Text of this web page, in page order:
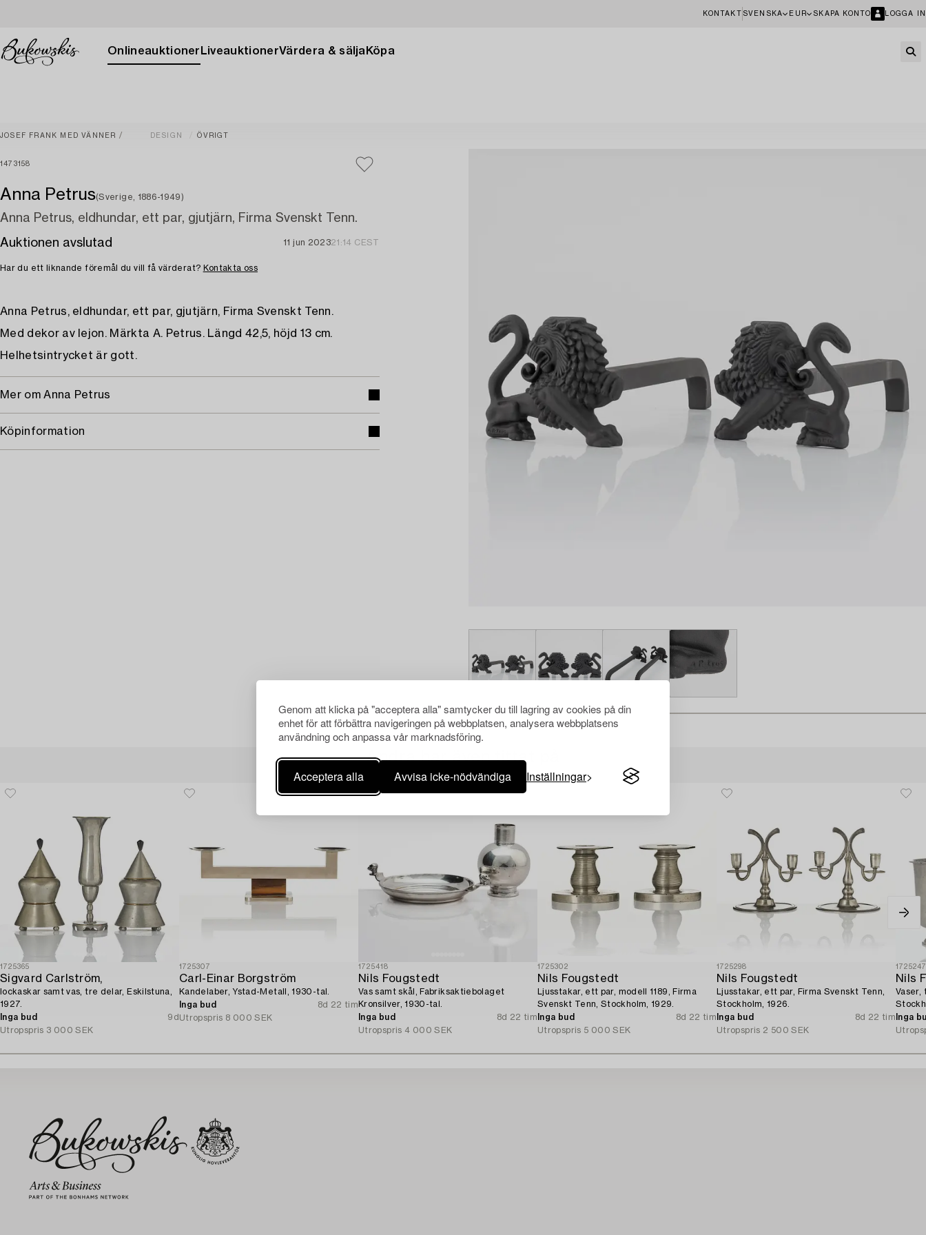
Genom att klicka på "acceptera alla" samtycker du till lagring av cookies på din
enhet för att förbättra navigeringen på webbplatsen, analysera webbplatsens
användning och anpassa vår marknadsföring.
Acceptera alla Avvisa icke-nödvändiga Inställningar
KONTAKT SVENSKA EUR SKAPA KONTO LOGGA IN
Onlineauktioner LiveauktionerVärdera & sälja Köpa
JOSEF FRANK MED VÄNNER DESIGN ÖVRIGT
1473158
Anna Petrus(Sverige, 1886-1949)
Anna Petrus, eldhundar, ett par, gjutjärn, Firma Svenskt Tenn.
Auktionen avslutad
11 jun 202321:14 CEST
Har du ett liknande föremål du vill få värderat? Kontakta oss
Anna Petrus, eldhundar, ett par, gjutjärn, Firma Svenskt Tenn.
Med dekor av lejon. Märkta A. Petrus. Längd 42,5, höjd 13 cm.
Helhetsintrycket är gott.
Mer om Anna Petrus
Köpinformation
Andra har även tittat på
1725365
Sigvard Carlström,
lockaskar samt vas, tre delar, Eskilstuna,
1927.
Inga bud
9d
Utropspris 3 000 SEK
1725307
Carl-Einar Borgström
Kandelaber, Ystad-Metall, 1930-tal.
Inga bud
8d 22 tim
Utropspris 8 000 SEK
1725418
Nils Fougstedt
Vas samt skål, Fabriksaktiebolaget
Kronsilver, 1930-tal.
Inga bud
8d 22 tim
Utropspris 4 000 SEK
1725302
Nils Fougstedt
Ljusstakar, ett par, modell 1189, Firma
Svenskt Tenn, Stockholm, 1929.
Inga bud
8d 22 tim
Utropspris 5 000 SEK
1725298
Nils Fougstedt
Ljusstakar, ett par, Firma Svenskt Tenn,
Stockholm, 1926.
Inga bud
8d 22 tim
Utropspris 2 500 SEK
Nils
Vaser,
Inga